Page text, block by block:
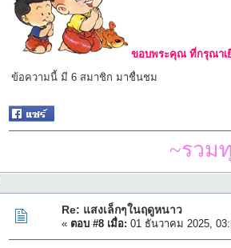
ขอบพระคุณ ที่กรุณาเ
ข้อความนี้ มี 6 สมาชิก มาชื่นชม
~รวม
Re: แสงเล็กๆในฤดูหนาว
« ตอบ #8 เมื่อ: 01 ธันวาคม 2025,